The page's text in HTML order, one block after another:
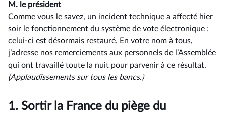
M. le président
Comme vous le savez, un incident technique a affecté hier
soir le fonctionnement du système de vote électronique ;
celui-ci est désormais restauré. En votre nom à tous,
j’adresse nos remerciements aux personnels de l’Assemblée
qui ont travaillé toute la nuit pour parvenir à ce résultat.
(Applaudissements sur tous les bancs.)
1. Sortir la France du piège du